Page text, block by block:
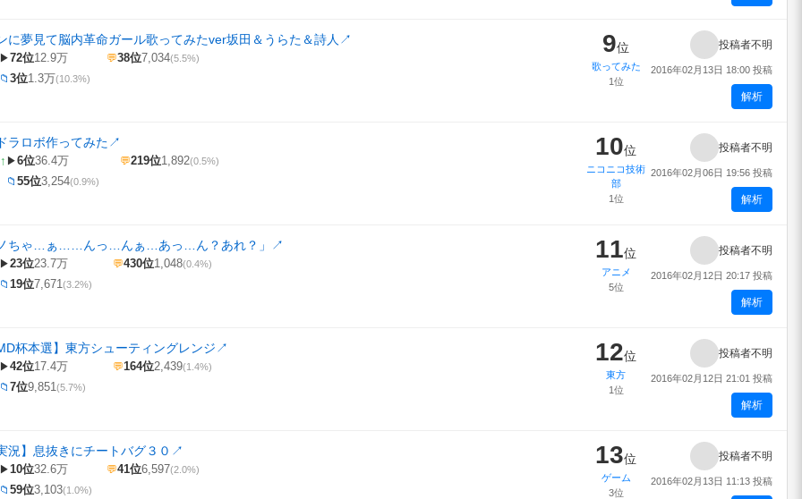
に夢見て脳内革命ガール歌ってみたver坂田＆うらた＆詩人 ↗
▶72位12.9万 💬38位7,034(5.5%)
📁 3位1.3万(10.3%)
9位
歌ってみた
1位
投稿者不明
2016年02月13日 18:00 投稿
解析
ラロボ作ってみた↗
▶6位36.4万 💬219位1,892(0.5%)
📁 55位3,254(0.9%)
10位
ニコニコ技術
部
1位
投稿者不明
2016年02月06日 19:56 投稿
解析
ちゃ…ぁ……んっ…んぁ…あっ…ん？あれ？」 ↗
▶23位23.7万 💬430位1,048(0.4%)
📁 19位7,671(3.2%)
11位
アニメ
5位
投稿者不明
2016年02月12日 20:17 投稿
解析
杯本選】東方シューティングレンジ↗
▶42位17.4万 💬164位2,439(1.4%)
📁 7位9,851(5.7%)
12位
東方
1位
投稿者不明
2016年02月12日 21:01 投稿
解析
況】息抜きにチートバグ３０ ↗
▶10位32.6万 💬41位6,597(2.0%)
📁 59位3,103(1.0%)
13位
ゲーム
3位
投稿者不明
2016年02月13日 11:13 投稿